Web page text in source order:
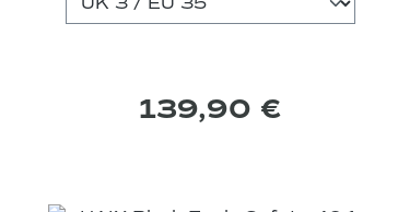
139,90 €